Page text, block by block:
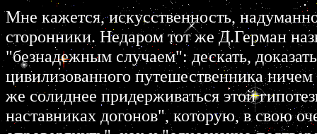
Мне кажется, искусственность,
сторонники. Недаром тот же Д.Герман
"безнадежным случаем": дескать,
цивилизованного путешественника
же солиднее придерживаться этой
наставниках догонов", которую, в свою